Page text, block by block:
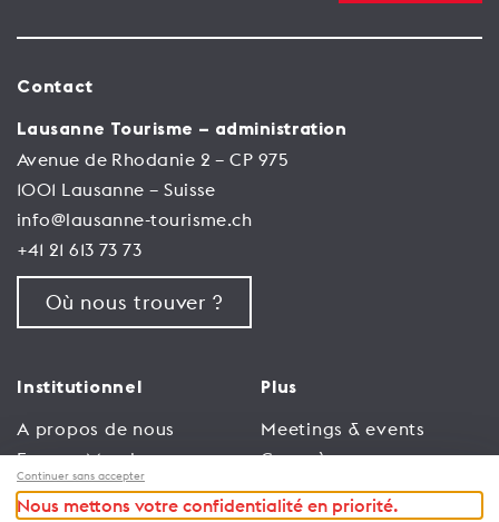
Contact
Lausanne Tourisme – administration
Avenue de Rhodanie 2 – CP 975
1001 Lausanne – Suisse
info@lausanne-tourisme.ch
+41 21 613 73 73
Où nous trouver ?
Institutionnel
A propos de nous
Espace Membres
Emploi
Plus
Meetings & events
Congrès
Trade
Continuer sans accepter
Nous mettons votre confidentialité en priorité.